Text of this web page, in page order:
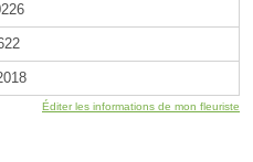
Éditer les informations de mon fleuriste